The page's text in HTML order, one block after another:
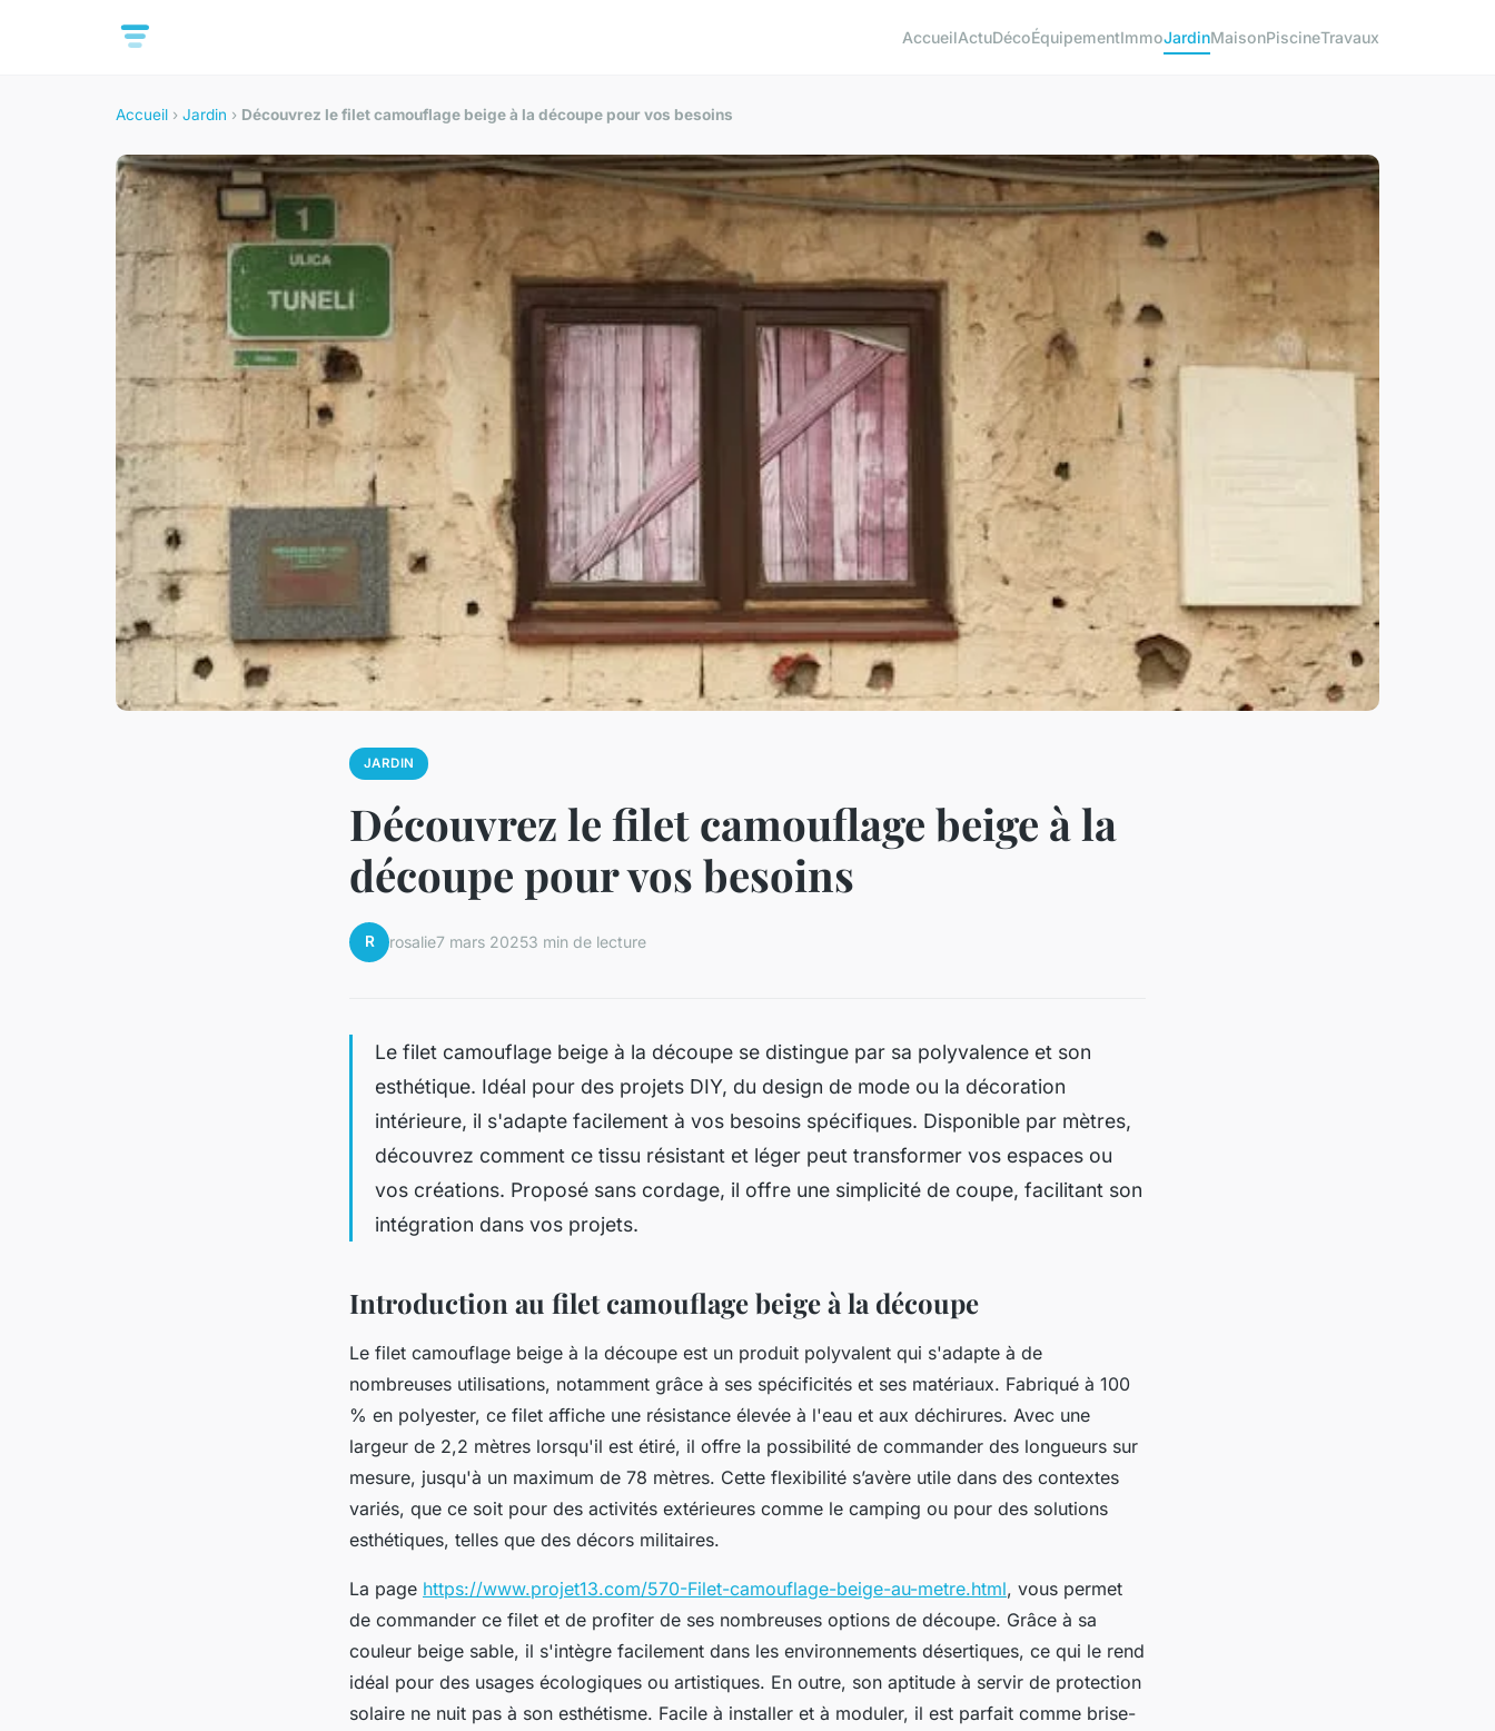
AccueilActuDécoÉquipementImmoJardinMaisonPiscineTravaux
Accueil › Jardin › Découvrez le filet camouflage beige à la découpe pour vos besoins
JARDIN
Découvrez le filet camouflage beige à la
découpe pour vos besoins
R rosalie7 mars 20253 min de lecture
Le filet camouflage beige à la découpe se distingue par sa polyvalence et son
esthétique. Idéal pour des projets DIY, du design de mode ou la décoration
intérieure, il s'adapte facilement à vos besoins spécifiques. Disponible par mètres,
découvrez comment ce tissu résistant et léger peut transformer vos espaces ou
vos créations. Proposé sans cordage, il offre une simplicité de coupe, facilitant son
intégration dans vos projets.
Introduction au filet camouflage beige à la découpe
Le filet camouflage beige à la découpe est un produit polyvalent qui s'adapte à de
nombreuses utilisations, notamment grâce à ses spécificités et ses matériaux. Fabriqué à 100
% en polyester, ce filet affiche une résistance élevée à l'eau et aux déchirures. Avec une
largeur de 2,2 mètres lorsqu'il est étiré, il offre la possibilité de commander des longueurs sur
mesure, jusqu'à un maximum de 78 mètres. Cette flexibilité s’avère utile dans des contextes
variés, que ce soit pour des activités extérieures comme le camping ou pour des solutions
esthétiques, telles que des décors militaires.
La page https://www.projet13.com/570-Filet-camouflage-beige-au-metre.html, vous permet
de commander ce filet et de profiter de ses nombreuses options de découpe. Grâce à sa
couleur beige sable, il s'intègre facilement dans les environnements désertiques, ce qui le rend
idéal pour des usages écologiques ou artistiques. En outre, son aptitude à servir de protection
solaire ne nuit pas à son esthétisme. Facile à installer et à moduler, il est parfait comme brise-